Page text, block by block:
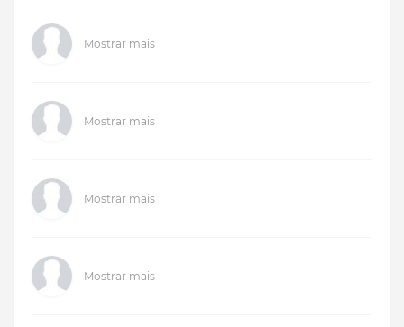
Mostrar mais
Mostrar mais
Mostrar mais
Mostrar mais